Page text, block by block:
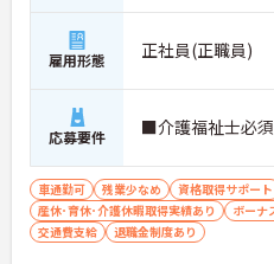
雇用形態 正社員(正職員)
応募要件 ■介護福祉士必須
車通勤可 残業少なめ 資格取得サポート
産休･育休･介護休暇取得実績あり
ボーナ
交通費支給
退職金制度あり